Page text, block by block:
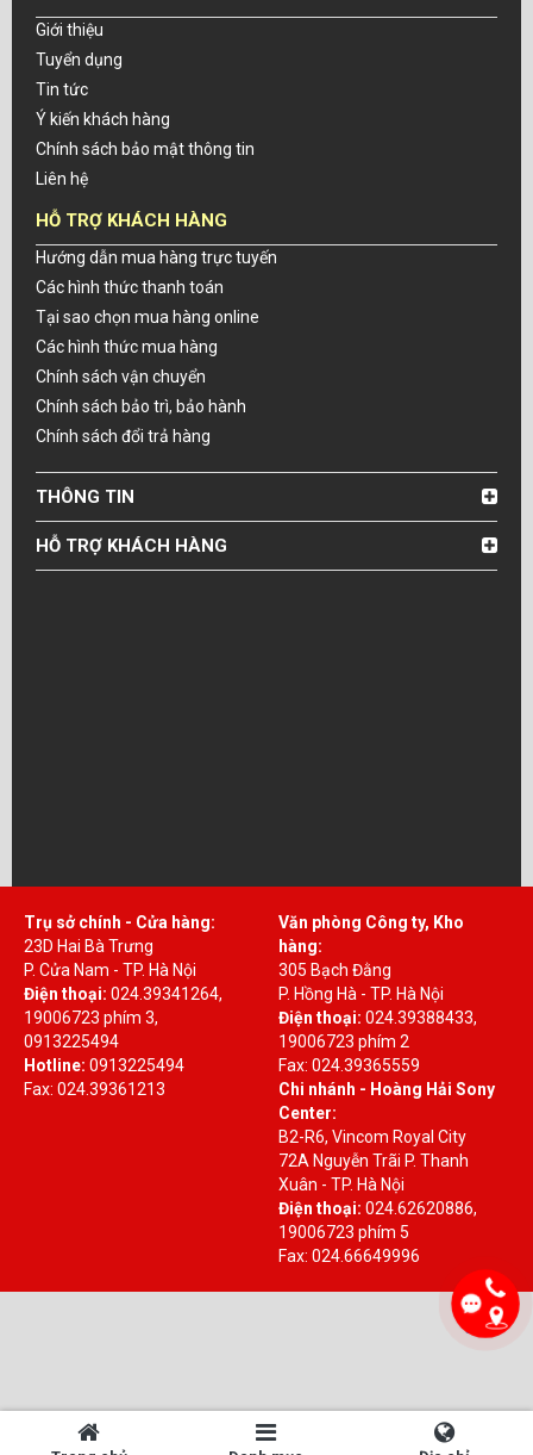
Giới thiệu
Tuyển dụng
Tin tức
Ý kiến khách hàng
Chính sách bảo mật thông tin
Liên hệ
HỖ TRỢ KHÁCH HÀNG
Hướng dẫn mua hàng trực tuyến
Các hình thức thanh toán
Tại sao chọn mua hàng online
Các hình thức mua hàng
Chính sách vận chuyển
Chính sách bảo trì, bảo hành
Chính sách đổi trả hàng
THÔNG TIN
HỖ TRỢ KHÁCH HÀNG
Trụ sở chính - Cửa hàng:
23D Hai Bà Trưng
P. Cửa Nam - TP. Hà Nội
Điện thoại: 024.39341264,
19006723 phím 3,
0913225494
Hotline: 0913225494
Fax: 024.39361213
Văn phòng Công ty, Kho
hàng:
305 Bạch Đằng
P. Hồng Hà - TP. Hà Nội
Điện thoại: 024.39388433,
19006723 phím 2
Fax: 024.39365559
Chi nhánh - Hoàng Hải Sony
Center:
B2-R6, Vincom Royal City
72A Nguyễn Trãi P. Thanh
Xuân - TP. Hà Nội
Điện thoại: 024.62620886,
19006723 phím 5
Fax: 024.66649996